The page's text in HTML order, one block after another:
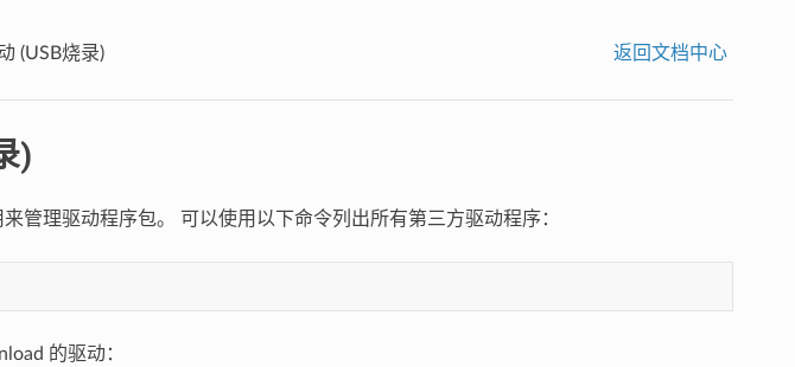
(USB烧录) 返回文档中心
)
管理驱动程序包。 可以使用以下命令列出所有第三方驱动程序：
的驱动：